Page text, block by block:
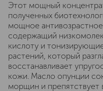
Этот мощный
полученных
мощное
содержащий
кислоту и
растений, который
восстанавливает
кожи. Масло опунции
морщин и препятствует